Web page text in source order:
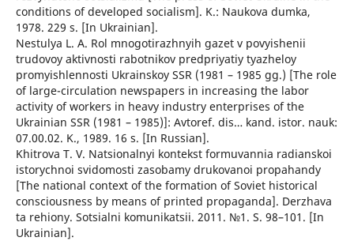
conditions of developed socialism]. K.: Naukova dumka,
1978. 229 s. [In Ukrainian].
Nestulya L. A. Rol mnogotirazhnyih gazet v povyishenii
trudovoy aktivnosti rabotnikov predpriyatiy tyazheloy
promyishlennosti Ukrainskoy SSR (1981 – 1985 gg.) [The role
of large-circulation newspapers in increasing the labor
activity of workers in heavy industry enterprises of the
Ukrainian SSR (1981 – 1985)]: Avtoref. dis… kand. istor. nauk:
07.00.02. K., 1989. 16 s. [In Russian].
Khitrova T. V. Natsionalnyi kontekst formuvannia radianskoi
istorychnoi svidomosti zasobamy drukovanoi propahandy
[The national context of the formation of Soviet historical
consciousness by means of printed propaganda]. Derzhava
ta rehiony. Sotsialni komunikatsii. 2011. №1. S. 98–101. [In
Ukrainian].